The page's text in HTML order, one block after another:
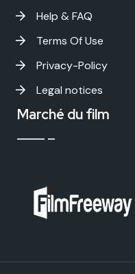
Help & FAQ
Terms Of Use
Privacy-Policy
Legal notices
Marché du film